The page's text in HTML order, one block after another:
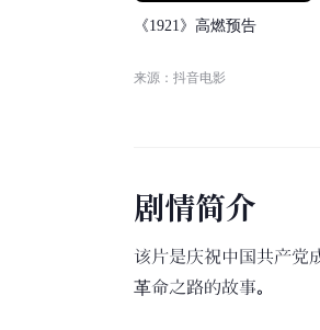
《1921》 高燃预告
来源：抖音电影
剧情简介
该片是庆祝中国共产党
革命之路的故事。